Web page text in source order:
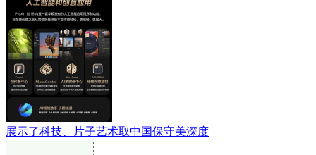
展示了科技、片子艺术取中国保守美深度